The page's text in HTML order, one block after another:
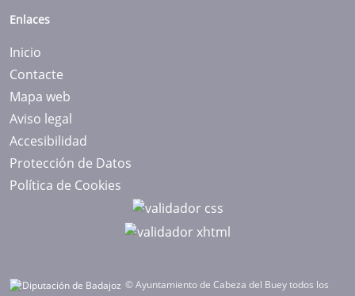
Enlaces
Inicio
Contacte
Mapa web
Aviso legal
Accesibilidad
Protección de Datos
Política de Cookies
© Ayuntamiento de Cabeza del Buey todos los